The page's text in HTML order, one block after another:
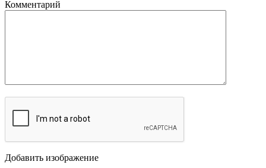
Комментарий
Добавить изображение